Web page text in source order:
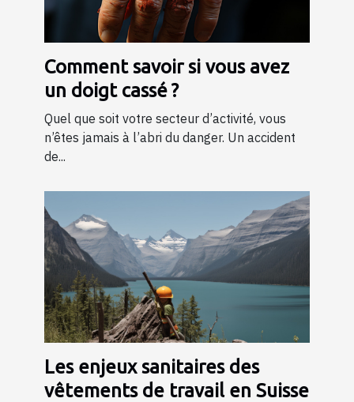
Comment savoir si vous avez
un doigt cassé ?
Quel que soit votre secteur d’activité, vous
n’êtes jamais à l’abri du danger. Un accident
de...
Les enjeux sanitaires des
vêtements de travail en Suisse